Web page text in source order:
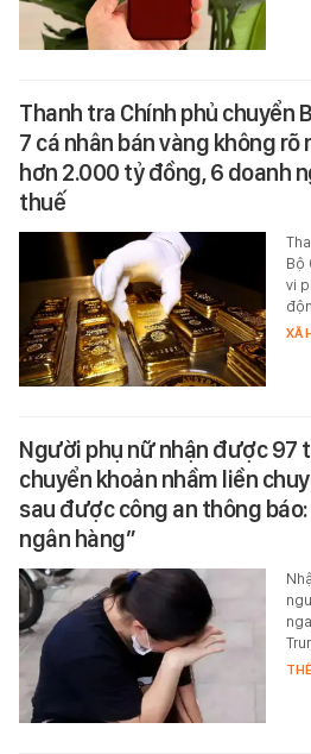
Thanh tra Chính phủ chuyển
7 cá nhân bán vàng không
hơn 2.000 tỷ đồng, 6 doanh
thuế
Bộ
vi
XÃ
Người phụ nữ nhận được 97
chuyển khoản nhầm liền
sau được công an thông
ngân hàng”